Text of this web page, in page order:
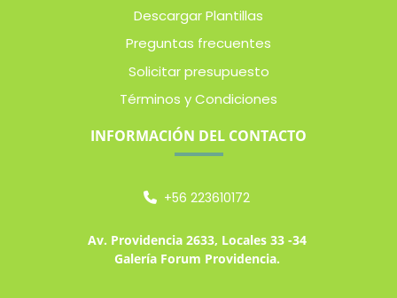
Descargar Plantillas
Preguntas frecuentes
Solicitar presupuesto
Términos y Condiciones
INFORMACIÓN DEL CONTACTO
+56 223610172
Av. Providencia 2633, Locales 33 -34
Galería Forum Providencia.